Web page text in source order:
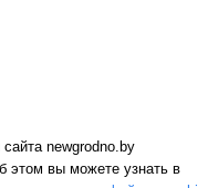
newgrodno.by
этом вы можете узнать в